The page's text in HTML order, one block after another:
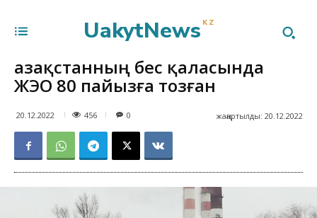
UakytNews KZ
Қазақстанның бес қаласында
ЖЭО 80 пайызға тозған
20.12.2022 456 жаңартылды: 20.12.2022
0